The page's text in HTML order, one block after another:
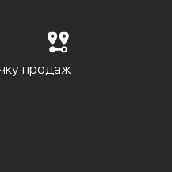
продаж